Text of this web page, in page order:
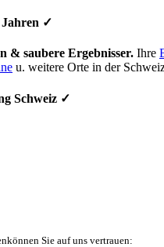
✓
& saubere Ergebnisser. Ihre
u. weitere Orte in der
Schweiz ✓
Sie auf uns vertrauen: